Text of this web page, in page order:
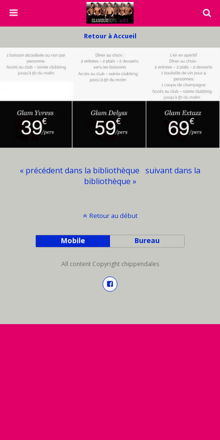
Retour à Accueil
« précédent dans la bibliothèque suivant dans la
bibliothèque »
Retour au début
Mobile Bureau
All content Copyright chippendales